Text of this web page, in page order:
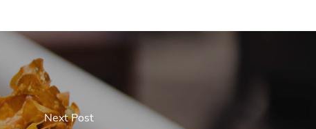
Next Post